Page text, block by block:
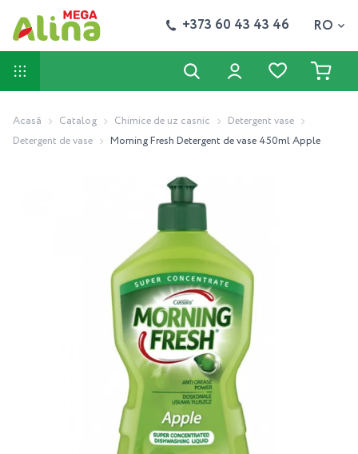
+373 60 43 43 46 RO
Acasă Catalog Chimice de uz casnic
Detergent vase
Detergent de vase
Morning Fresh Detergent de vase 450ml Apple